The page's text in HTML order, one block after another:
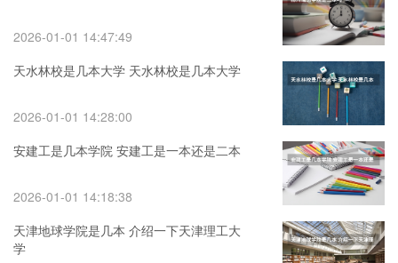
2026-01-01 14:47:49
天水林校是几本大学 天水林校是几本大学
2026-01-01 14:28:00
安建工是几本学院 安建工是一本还是二本
2026-01-01 14:18:38
天津地球学院是几本 介绍一下天津理工大
学